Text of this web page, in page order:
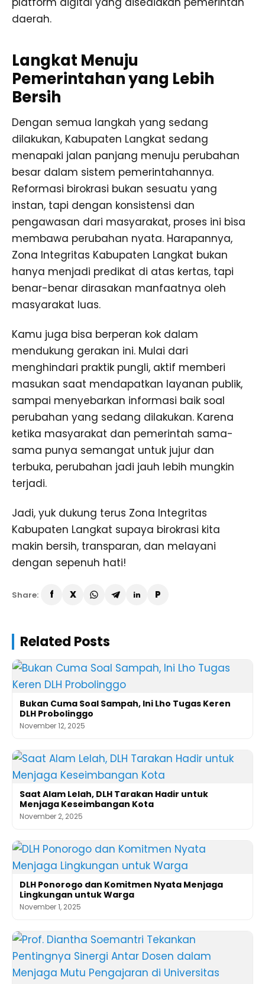
daerah.
Langkat Menuju
Pemerintahan yang Lebih
Bersih
Dengan semua langkah yang sedang
dilakukan, Kabupaten Langkat sedang
menapaki jalan panjang menuju perubahan
besar dalam sistem pemerintahannya.
Reformasi birokrasi bukan sesuatu yang
instan, tapi dengan konsistensi dan
pengawasan dari masyarakat, proses ini bisa
membawa perubahan nyata. Harapannya,
Zona Integritas Kabupaten Langkat bukan
hanya menjadi predikat di atas kertas, tapi
benar-benar dirasakan manfaatnya oleh
masyarakat luas.
Kamu juga bisa berperan kok dalam
mendukung gerakan ini. Mulai dari
menghindari praktik pungli, aktif memberi
masukan saat mendapatkan layanan publik,
sampai menyebarkan informasi baik soal
perubahan yang sedang dilakukan. Karena
ketika masyarakat dan pemerintah sama-
sama punya semangat untuk jujur dan
terbuka, perubahan jadi jauh lebih mungkin
terjadi.
Jadi, yuk dukung terus Zona Integritas
Kabupaten Langkat supaya birokrasi kita
makin bersih, transparan, dan melayani
dengan sepenuh hati!
Share:
Related Posts
Bukan Cuma Soal Sampah, Ini Lho Tugas Keren
DLH Probolinggo
November 12, 2025
Saat Alam Lelah, DLH Tarakan Hadir untuk
Menjaga Keseimbangan Kota
November 2, 2025
DLH Ponorogo dan Komitmen Nyata Menjaga
Lingkungan untuk Warga
November 1, 2025